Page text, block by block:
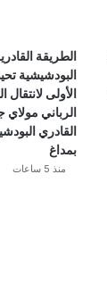
الطريقة
البودشيشية
الأولى
الرباني مولاي
القادري
بمداغ
منذ 5 ساعات